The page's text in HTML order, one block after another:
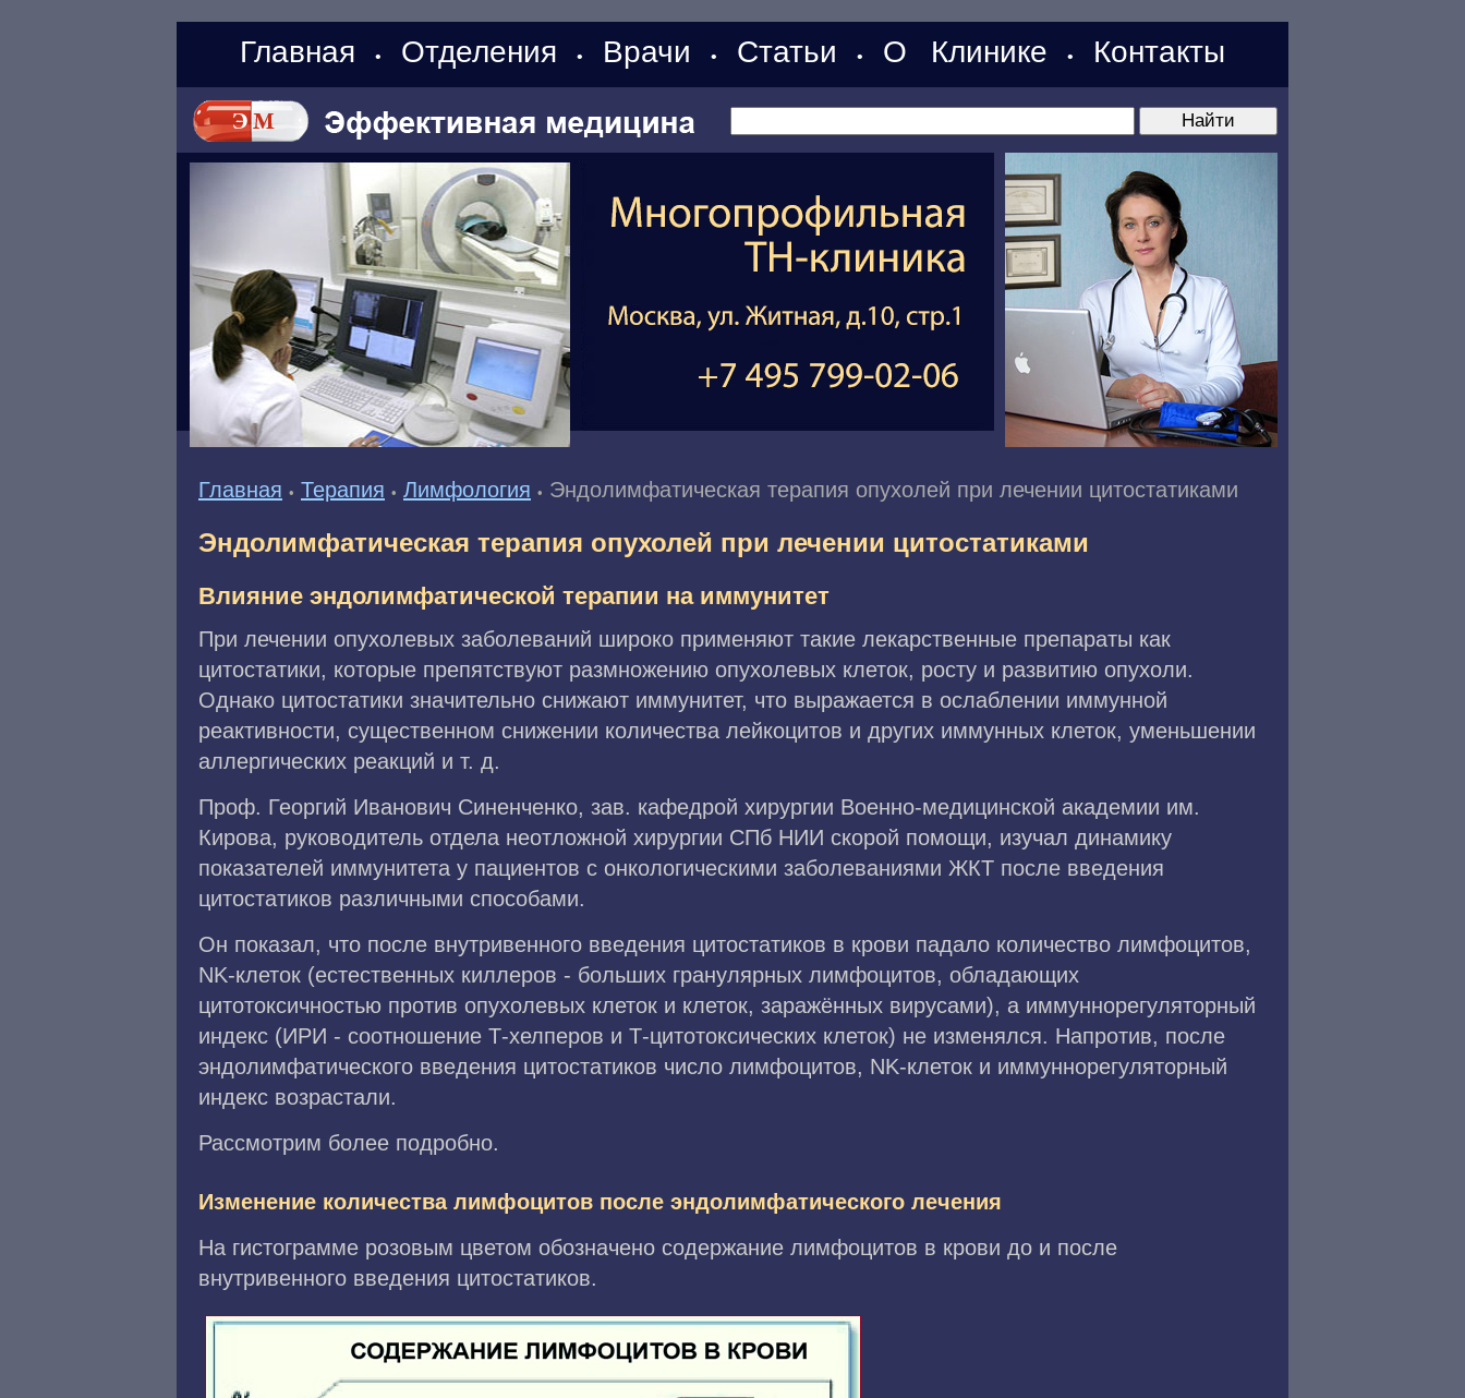
Главная • Отделения • Врачи • Статьи • О Клинике • Контакты
Главная • Терапия • Лимфология • Эндолимфатическая терапия опухолей при лечении цитостатиками
Эндолимфатическая терапия опухолей при лечении цитостатиками
Влияние эндолимфатической терапии на иммунитет
При лечении опухолевых заболеваний широко применяют такие лекарственные препараты как
цитостатики, которые препятствуют размножению опухолевых клеток, росту и развитию опухоли.
Однако цитостатики значительно снижают иммунитет, что выражается в ослаблении иммунной
реактивности, существенном снижении количества лейкоцитов и других иммунных клеток, уменьшении
аллергических реакций и т. д.
Проф. Георгий Иванович Синенченко, зав. кафедрой хирургии Военно-медицинской академии им.
Кирова, руководитель отдела неотложной хирургии СПб НИИ скорой помощи, изучал динамику
показателей иммунитета у пациентов с онкологическими заболеваниями ЖКТ после введения
цитостатиков различными способами.
Он показал, что после внутривенного введения цитостатиков в крови падало количество лимфоцитов,
NK-клеток (естественных киллеров - больших гранулярных лимфоцитов, обладающих
цитотоксичностью против опухолевых клеток и клеток, заражённых вирусами), а иммуннорегуляторный
индекс (ИРИ - соотношение Т-хелперов и Т-цитотоксических клеток) не изменялся. Напротив, после
эндолимфатического введения цитостатиков число лимфоцитов, NK-клеток и иммуннорегуляторный
индекс возрастали.
Рассмотрим более подробно.
Изменение количества лимфоцитов после эндолимфатического лечения
На гистограмме розовым цветом обозначено содержание лимфоцитов в крови до и после
внутривенного введения цитостатиков.